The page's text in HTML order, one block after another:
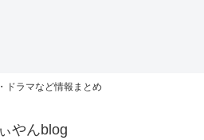
ドラマなど情報まとめ
やんblog